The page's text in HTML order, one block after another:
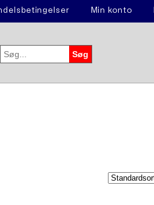
Min konto